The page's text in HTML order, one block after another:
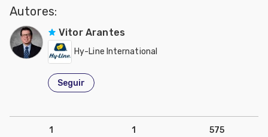
Autores:
Vitor Arantes
Hy-Line International
Seguir
1 1 575